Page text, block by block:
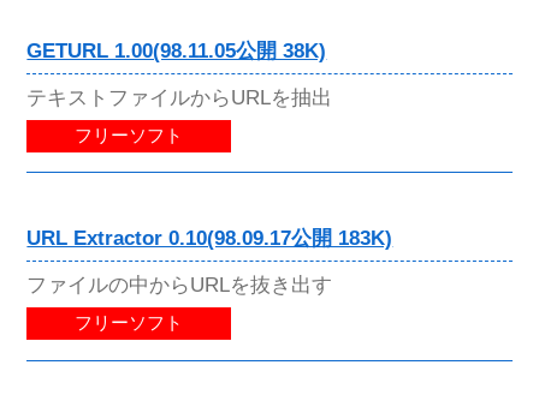
GETURL 1.00(98.11.05公開 38K)
テキストファイルからURLを抽出
フリーソフト
URL Extractor 0.10(98.09.17公開 183K)
ファイルの中からURLを抜き出す
フリーソフト